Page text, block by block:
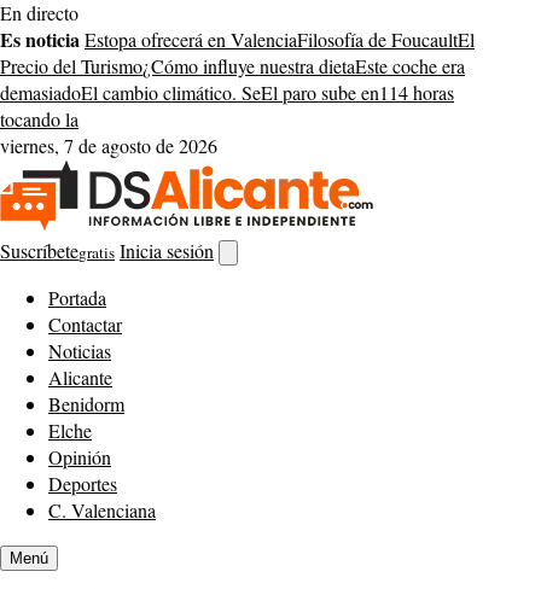
Saltar
al
contenido
En directo
Es noticiaEstopa ofrecerá en ValenciaFilosofía de FoucaultEl
Precio del Turismo¿Cómo influye nuestra dietaEste coche era
demasiadoEl cambio climático. SeEl paro sube en114 horas
tocando la
viernes, 7 de agosto de 2026
Suscríbetegratis Inicia sesión
buscador
Portada
Contactar
Noticias
Alicante
Benidorm
Elche
Opinión
Deportes
C. Valenciana
Menú